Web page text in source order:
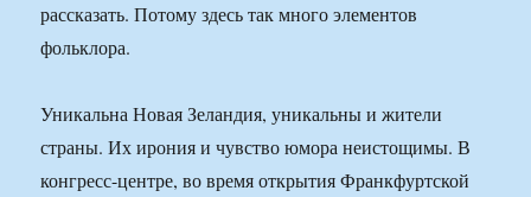
рассказать. Потому здесь так много элементов
фольклора.
Уникальна Новая Зеландия, уникальны и жители
страны. Их ирония и чувство юмора неистощимы. В
конгресс-центре, во время открытия Франкфуртской